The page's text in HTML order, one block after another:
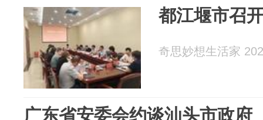
都江堰市召
奇思妙想生活家
广东省安委会约谈汕头市政府